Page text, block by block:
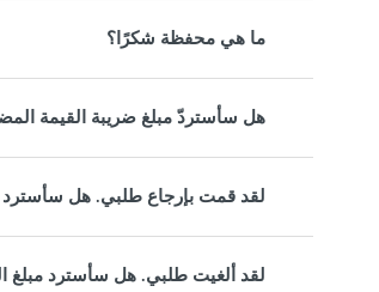
ما هي محفظة شكرًا؟
هل سأستردّ مبلغ ضريبة القيمة
لقد قمت بإرجاع طلبي. هل سأسترد
لقد ألغيت طلبي. هل سأسترد مبلغ